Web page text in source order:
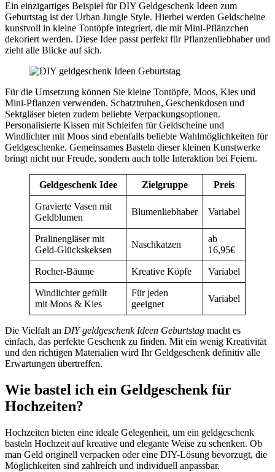
Ein einzigartiges Beispiel für DIY Geldgeschenk Ideen zum
Geburtstag ist der Urban Jungle Style. Hierbei werden Geldscheine
kunstvoll in kleine Tontöpfe integriert, die mit Mini-Pflänzchen
dekoriert werden. Diese Idee passt perfekt für Pflanzenliebhaber und
zieht alle Blicke auf sich.
Für die Umsetzung können Sie kleine Tontöpfe, Moos, Kies und
Mini-Pflanzen verwenden. Schatztruhen, Geschenkdosen und
Sektgläser bieten zudem beliebte Verpackungsoptionen.
Personalisierte Kissen mit Schleifen für Geldscheine und
Windlichter mit Moos sind ebenfalls beliebte Wahlmöglichkeiten für
Geldgeschenke. Gemeinsames Basteln dieser kleinen Kunstwerke
bringt nicht nur Freude, sondern auch tolle Interaktion bei Feiern.
Geldgeschenk Idee Zielgruppe Preis
Gravierte Vasen mit
Geldblumen
Blumenliebhaber Variabel
Pralinengläser mit
Geld-Glückskeksen
Naschkatzen
ab
16,95€
Rocher-Bäume Kreative Köpfe Variabel
Windlichter gefüllt
mit Moos & Kies
Für jeden
geeignet
Variabel
Die Vielfalt an DIY geldgeschenk Ideen Geburtstag macht es
einfach, das perfekte Geschenk zu finden. Mit ein wenig Kreativität
und den richtigen Materialien wird Ihr Geldgeschenk definitiv alle
Erwartungen übertreffen.
Wie bastel ich ein Geldgeschenk für
Hochzeiten?
Hochzeiten bieten eine ideale Gelegenheit, um ein geldgeschenk
basteln Hochzeit auf kreative und elegante Weise zu schenken. Ob
man Geld originell verpacken oder eine DIY-Lösung bevorzugt, die
Möglichkeiten sind zahlreich und individuell anpassbar.